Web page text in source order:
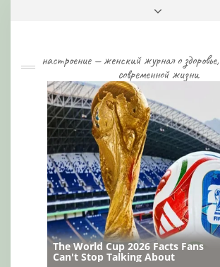
настроение — женский журнал о
современной жизни